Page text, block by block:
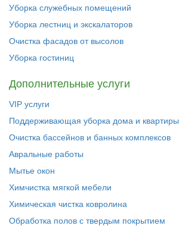
Уборка служебных помещений
Уборка лестниц и экскалаторов
Очистка фасадов от высолов
Уборка гостиниц
Дополнительные услуги
VIP услуги
Поддерживающая уборка дома и квартиры
Очистка бассейнов и банных комплексов
Авральные работы
Мытье окон
Химчистка мягкой мебели
Химическая чистка ковролина
Обработка полов с твердым покрытием